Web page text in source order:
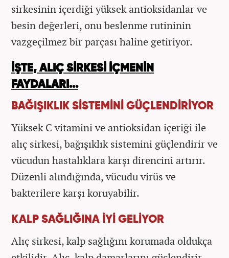
sirkesinin içerdiği yüksek antioksidanlar ve
besin değerleri, onu beslenme rutininin
vazgeçilmez bir parçası haline getiriyor.
İŞTE, ALIÇ SİRKESİ İÇMENİN
FAYDALARI...
BAĞIŞIKLIK SİSTEMİNİ GÜÇLENDİRİYOR
Yüksek C vitamini ve antioksidan içeriği ile
alıç sirkesi, bağışıklık sistemini güçlendirir ve
vücudun hastalıklara karşı direncini artırır.
Düzenli alındığında, vücudu virüs ve
bakterilere karşı koruyabilir.
KALP SAĞLIĞINA İYİ GELİYOR
Alıç sirkesi, kalp sağlığını korumada oldukça